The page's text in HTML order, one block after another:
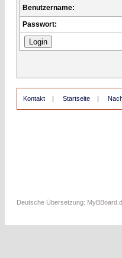
Benutzername:
Passwort:
Kontakt | Startseite |
Deutsche Übersetzung: